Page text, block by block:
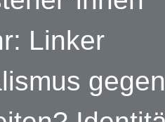
Linker
gegen